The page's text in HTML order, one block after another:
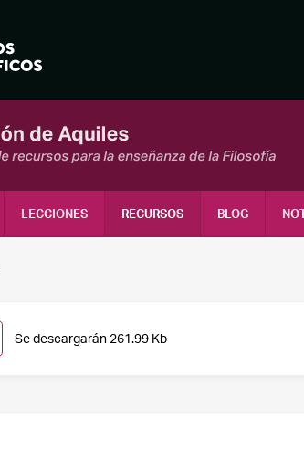
LECCIONES RECURSOS BLOG
Se descargarán 261.99 Kb